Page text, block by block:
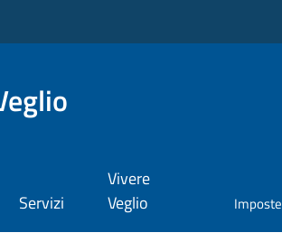
Servizi
Vivere
Veglio
Imposte